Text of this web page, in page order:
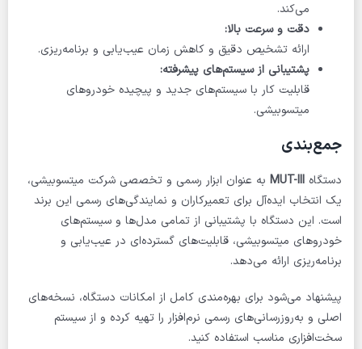
می‌کند.
دقت و سرعت بالا:
ارائه تشخیص دقیق و کاهش زمان عیب‌یابی و برنامه‌ریزی.
پشتیبانی از سیستم‌های پیشرفته:
قابلیت کار با سیستم‌های جدید و پیچیده خودروهای
میتسوبیشی.
جمع‌بندی
دستگاه MUT-III به عنوان ابزار رسمی و تخصصی شرکت میتسوبیشی،
یک انتخاب ایده‌آل برای تعمیرکاران و نمایندگی‌های رسمی این برند
است. این دستگاه با پشتیبانی از تمامی مدل‌ها و سیستم‌های
خودروهای میتسوبیشی، قابلیت‌های گسترده‌ای در عیب‌یابی و
برنامه‌ریزی ارائه می‌دهد.
پیشنهاد می‌شود برای بهره‌مندی کامل از امکانات دستگاه، نسخه‌های
اصلی و به‌روزرسانی‌های رسمی نرم‌افزار را تهیه کرده و از سیستم
سخت‌افزاری مناسب استفاده کنید.